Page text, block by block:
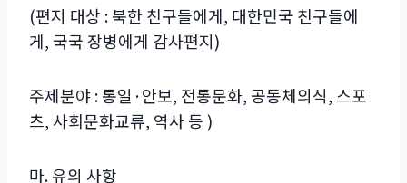
(편지 대상 : 북한 친구들에게, 대한민국 친구들에
게, 국국 장병에게 감사편지)
주제분야 : 통일·안보, 전통문화, 공동체의식, 스포
츠, 사회문화교류, 역사 등 )
마. 유의 사항